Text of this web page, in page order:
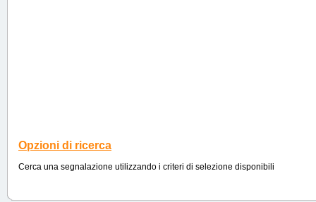
Opzioni di ricerca
Cerca una segnalazione utilizzando i criteri di selezione disponibili